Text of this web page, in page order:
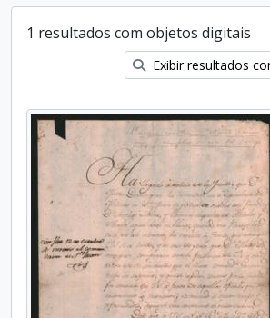
1 resultados com objetos digitais
Exibir resultados